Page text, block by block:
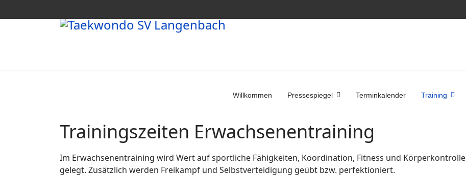
Willkommen Pressespiegel Terminkalender Training
Trainingszeiten Erwachsenentraining
Im Erwachsenentraining wird Wert auf sportliche Fähigkeiten, Koordination, Fitness und Körperkontrolle
gelegt. Zusätzlich werden Freikampf und Selbstverteidigung geübt bzw. perfektioniert.